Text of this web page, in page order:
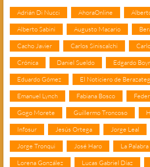
Adrián Di Nucci AhoraOnline
Alberto Sabini Augusto Macario
Cacho Javier Carlos Siniscalchi
Crónica Daniel Sueldo Edgardo
Eduardo Gómez El Noticiero de
Emanuel Lynch Fabiana Bosco
Gogo Morete Guillermo Troncoso
Infosur Jesús Ortega Jorge Leal
Jorge Tronqui José Haro La Palabra
Lorena González Lucas Gabriel Díaz